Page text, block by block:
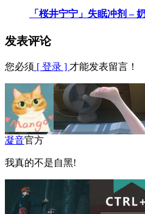
「桜井宁宁」失眠冲剂 –
发表评论
您必须 [ 登录 ] 才能发表留言！
凝音官方
我真的不是自黑!